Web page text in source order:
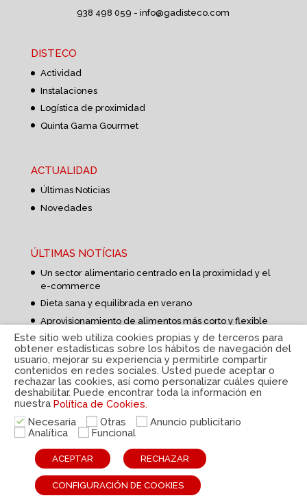
938 498 059 -info@gadisteco.com
DISTECO
Actividad
Instalaciones
Logística de proximidad
Quinta Gama Gourmet
ACTUALIDAD
Últimas Noticias
Novedades
ÚLTIMAS NOTÍCIAS
Un sector alimentario centrado en la proximidad y el
e-commerce
Dieta sana y equilibrada en verano
Aprovisionamiento de alimentos más corto y flexible
Política de privacidad|
cookies| Sistema interno de información|
© Disteco
2022
Este sitio web utiliza cookies propias y de terceros para
obtener estadísticas sobre los hábitos de navegación del
usuario, mejorar su experiencia y permitirle compartir
contenidos en redes sociales. Usted puede aceptar o
rechazar las cookies, así como personalizar cuáles quiere
deshabilitar. Puede encontrar toda la información en
nuestra Política de Cookies.
Necesaria
Otras
Anuncio publicitario
Analítica
Funcional
ACEPTAR RECHAZAR
CONFIGURACIÓN DE COOKIES
ESP CAT ENG